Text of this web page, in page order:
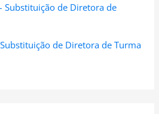
Substituição de Diretora de
de Diretora de Turma